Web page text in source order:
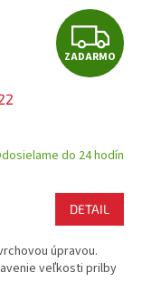
Z
A
A
R
M
O
ZADARMO
do 24 hodín
DETAIL
úpravou.
veľkosti prilby